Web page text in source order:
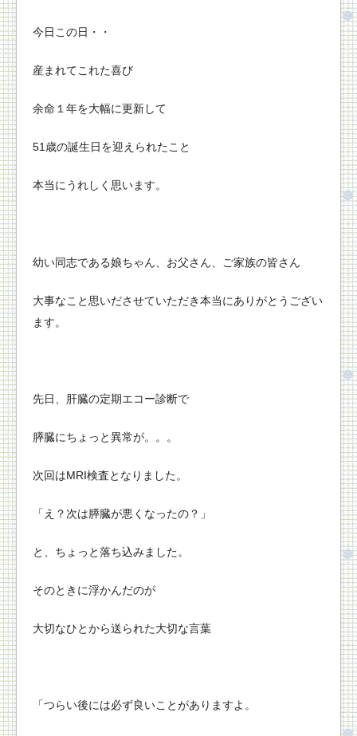
今日この日・・
産まれてこれた喜び
余命１年を大幅に更新して
51歳の誕生日を迎えられたこと
本当にうれしく思います。
幼い同志である娘ちゃん、お父さん、ご家族の皆さん
大事なこと思いださせていただき本当にありがとうござい
ます。
先日、肝臓の定期エコー診断で
膵臓にちょっと異常が。。。
次回はMRI検査となりました。
「え？次は膵臓が悪くなったの？」
と、ちょっと落ち込みました。
そのときに浮かんだのが
大切なひとから送られた大切な言葉
「つらい後には必ず良いことがありますよ。